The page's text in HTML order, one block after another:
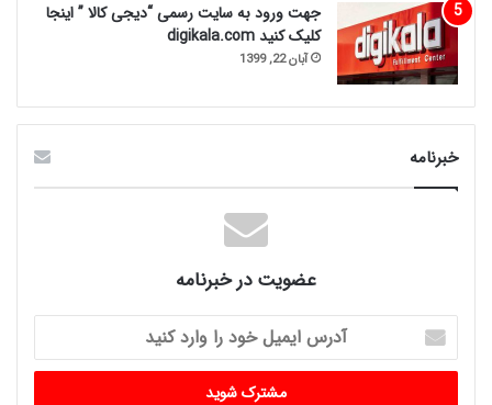
جهت ورود به سایت رسمی “دیجی کالا ” اینجا
کلیک کنید digikala.com
آبان 22, 1399
خبرنامه
عضویت در خبرنامه
آدرس
ایمیل
خود